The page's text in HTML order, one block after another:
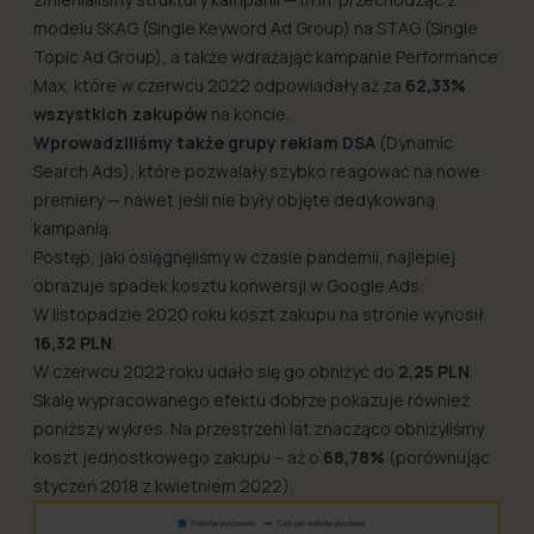
modelu SKAG (Single Keyword Ad Group) na STAG (Single
Topic Ad Group), a także wdrażając kampanie Performance
Max, które w czerwcu 2022 odpowiadały aż za 62,33%
wszystkich zakupów na koncie.
Wprowadziliśmy także grupy reklam DSA (Dynamic
Search Ads), które pozwalały szybko reagować na nowe
premiery — nawet jeśli nie były objęte dedykowaną
kampanią.
Postęp, jaki osiągnęliśmy w czasie pandemii, najlepiej
obrazuje spadek kosztu konwersji w Google Ads:
W listopadzie 2020 roku koszt zakupu na stronie wynosił
16,32 PLN
W czerwcu 2022 roku udało się go obniżyć do 2,25 PLN
Skalę wypracowanego efektu dobrze pokazuje również
poniższy wykres. Na przestrzeni lat znacząco obniżyliśmy
koszt jednostkowego zakupu – aż o 68,78% (porównując
styczeń 2018 z kwietniem 2022).